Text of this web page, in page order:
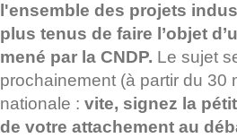
l'ensemble des projets
plus tenus de faire l’objet
mené par la CNDP. Le sujet
prochainement (à partir du 30
nationale : vite, signez la
de votre attachement au